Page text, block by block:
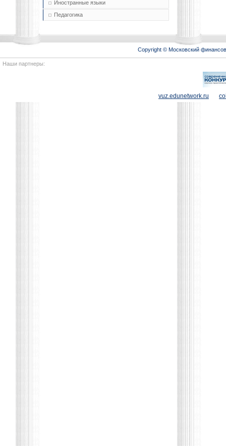
Иностранные языки
Педагогика
Copyright © Московский
Наши партнеры:
vuz.edunetwork.ru